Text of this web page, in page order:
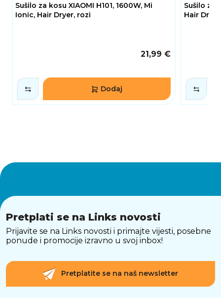
Sušilo za kosu XIAOMI H101, 1600W, Mi
Ionic, Hair Dryer, rozi
21,99 €
Dodaj
Sušilo za
Hair
Pretplati se na Links novosti
Prijavite se na Links novosti i primajte vijesti, posebne
ponude i promocije izravno u svoj inbox!
Pretplatite se na naš newsletter